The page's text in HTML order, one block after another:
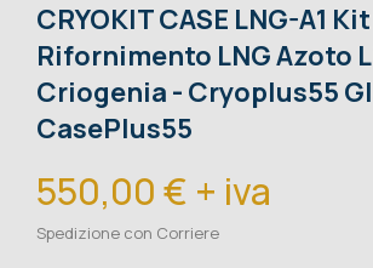
CRYOKIT CASE LNG-A1
Rifornimento LNG Azoto
Criogenia - Cryoplus55
CasePlus55
550,00 € + iva
Spedizione con Corriere